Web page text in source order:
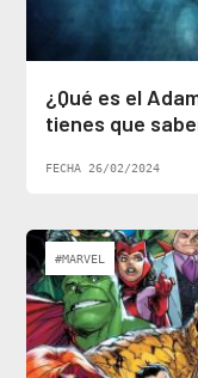
¿Qué es el
tienes que
FECHA 26/02/2024
#MARVEL